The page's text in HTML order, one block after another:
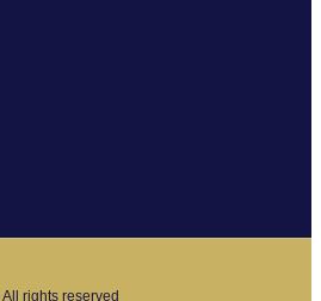
rights reserved